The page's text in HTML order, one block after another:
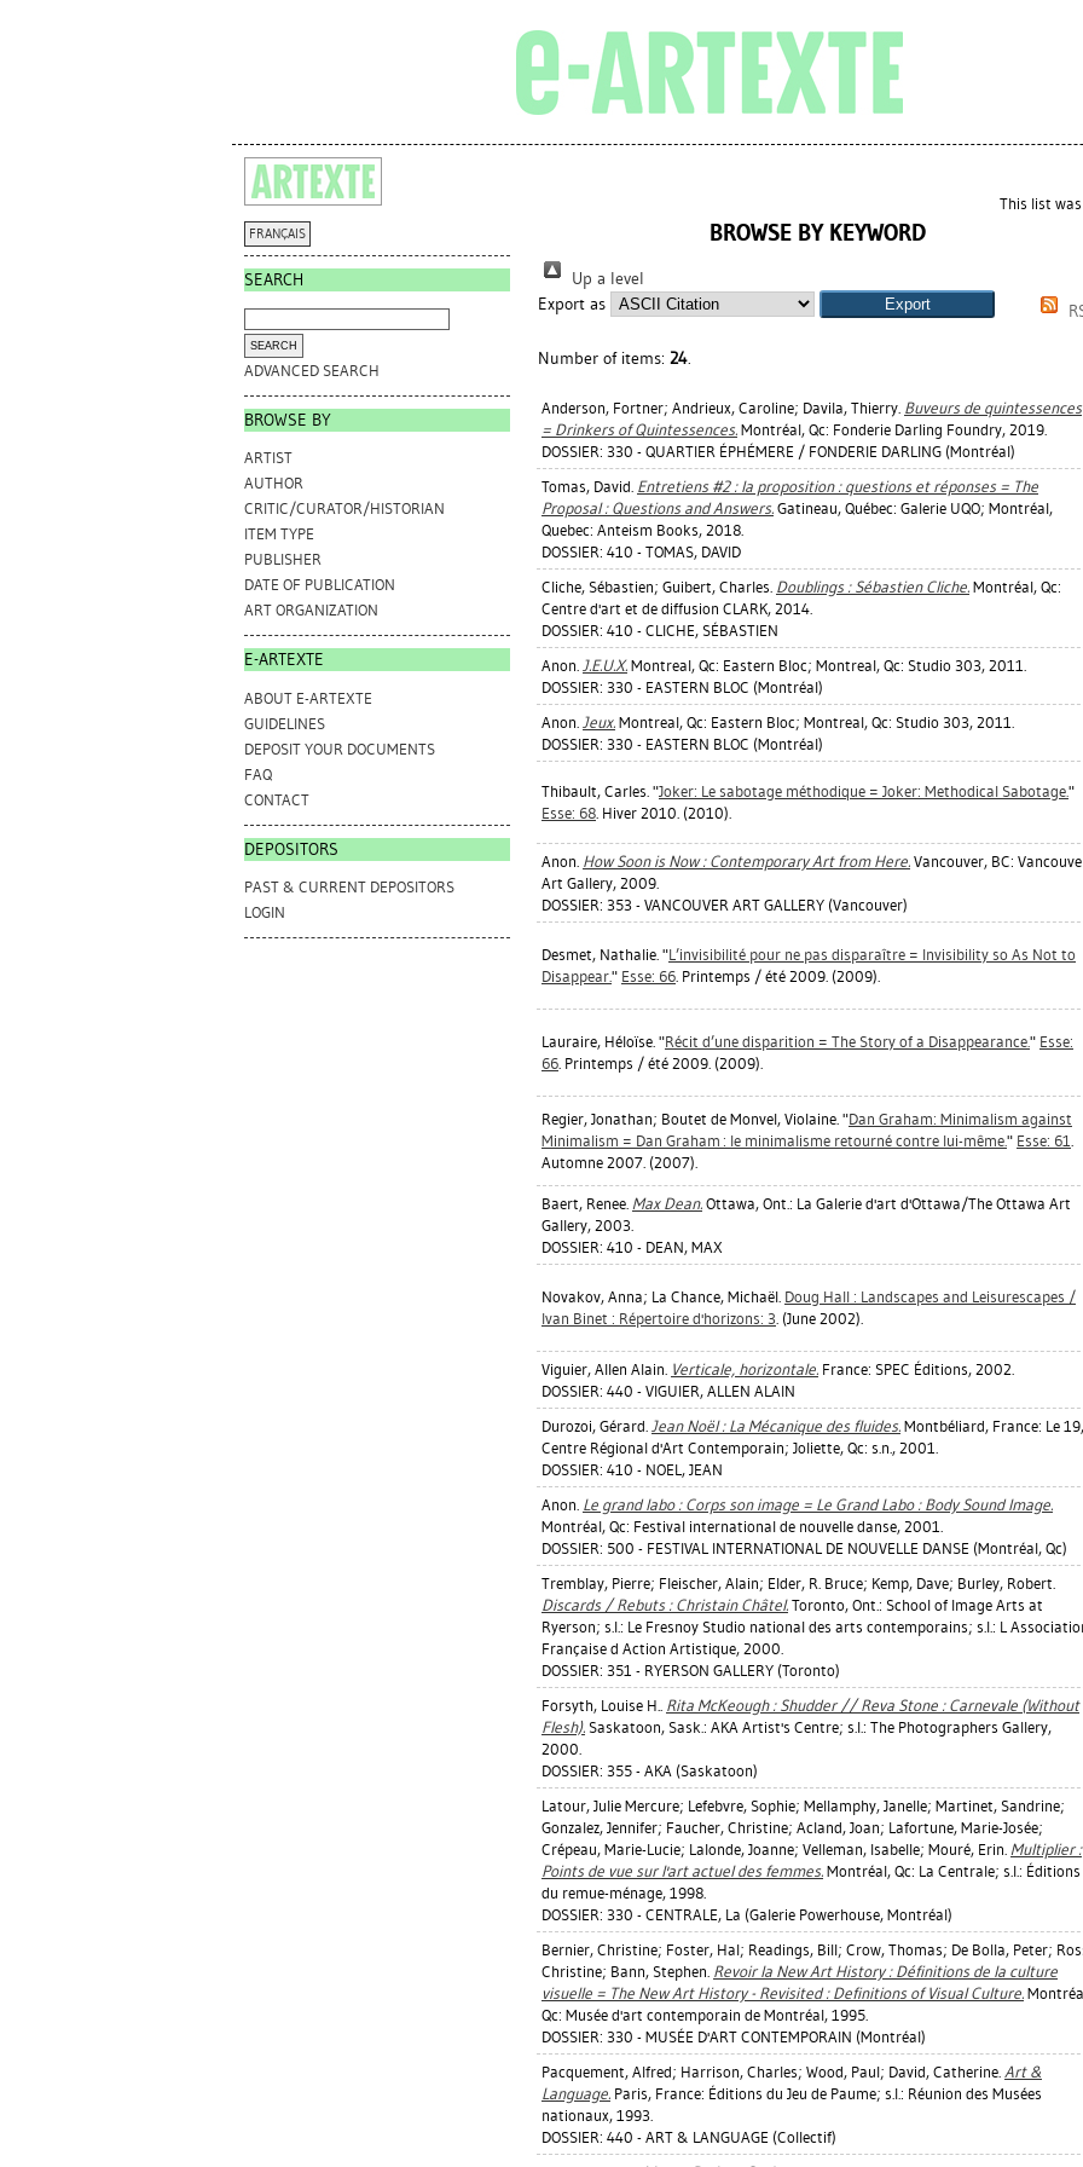
FRANÇAIS
SEARCH
ADVANCED SEARCH
BROWSE BY
ARTIST
AUTHOR
CRITIC/CURATOR/HISTORIAN
ITEM TYPE
PUBLISHER
DATE OF PUBLICATION
ART ORGANIZATION
E-ARTEXTE
ABOUT E-ARTEXTE
GUIDELINES
DEPOSIT YOUR DOCUMENTS
FAQ
CONTACT
DEPOSITORS
PAST & CURRENT DEPOSITORS
LOGIN
This list
BROWSE BY KEYWORD
Up a level
Export as
Number of items: 24.
Anderson, Fortner; Andrieux, Caroline; Davila, Thierry. Buveurs de quintessences
= Drinkers of Quintessences. Montréal, Qc: Fonderie Darling Foundry, 2019.
DOSSIER: 330 - QUARTIER ÉPHÉMERE / FONDERIE DARLING (Montréal)
Tomas, David. Entretiens #2 : la proposition : questions et réponses = The
Proposal : Questions and Answers. Gatineau, Québec: Galerie UQO; Montréal,
Quebec: Anteism Books, 2018.
DOSSIER: 410 - TOMAS, DAVID
Cliche, Sébastien; Guibert, Charles. Doublings : Sébastien Cliche. Montréal, Qc:
Centre d'art et de diffusion CLARK, 2014.
DOSSIER: 410 - CLICHE, SÉBASTIEN
Anon. J.E.U.X. Montreal, Qc: Eastern Bloc; Montreal, Qc: Studio 303, 2011.
DOSSIER: 330 - EASTERN BLOC (Montréal)
Anon. Jeux. Montreal, Qc: Eastern Bloc; Montreal, Qc: Studio 303, 2011.
DOSSIER: 330 - EASTERN BLOC (Montréal)
Thibault, Carles. "Joker: Le sabotage méthodique = Joker: Methodical Sabotage."
Esse: 68. Hiver 2010. (2010).
Anon. How Soon is Now : Contemporary Art from Here. Vancouver, BC:
Art Gallery, 2009.
DOSSIER: 353 - VANCOUVER ART GALLERY (Vancouver)
Desmet, Nathalie. "L’invisibilité pour ne pas disparaître = Invisibility so As Not to
Disappear." Esse: 66. Printemps / été 2009. (2009).
Lauraire, Héloïse. "Récit d’une disparition = The Story of a Disappearance." Esse:
66. Printemps / été 2009. (2009).
Regier, Jonathan; Boutet de Monvel, Violaine. "Dan Graham: Minimalism against
Minimalism = Dan Graham : le minimalisme retourné contre lui-même." Esse: 61.
Automne 2007. (2007).
Baert, Renee. Max Dean. Ottawa, Ont.: La Galerie d'art d'Ottawa/The Ottawa Art
Gallery, 2003.
DOSSIER: 410 - DEAN, MAX
Novakov, Anna; La Chance, Michaël. Doug Hall : Landscapes and Leisurescapes /
Ivan Binet : Répertoire d'horizons: 3. (June 2002).
Viguier, Allen Alain. Verticale, horizontale. France: SPEC Éditions, 2002.
DOSSIER: 440 - VIGUIER, ALLEN ALAIN
Durozoi, Gérard. Jean Noël : La Mécanique des fluides. Montbéliard, France: Le 19,
Centre Régional d'Art Contemporain; Joliette, Qc: s.n., 2001.
DOSSIER: 410 - NOEL, JEAN
Anon. Le grand labo : Corps son image = Le Grand Labo : Body Sound Image.
Montréal, Qc: Festival international de nouvelle danse, 2001.
DOSSIER: 500 - FESTIVAL INTERNATIONAL DE NOUVELLE DANSE (Montréal, Qc)
Tremblay, Pierre; Fleischer, Alain; Elder, R. Bruce; Kemp, Dave; Burley, Robert.
Discards / Rebuts : Christain Châtel. Toronto, Ont.: School of Image Arts at
Ryerson; s.l.: Le Fresnoy Studio national des arts contemporains; s.l.: L
Française d Action Artistique, 2000.
DOSSIER: 351 - RYERSON GALLERY (Toronto)
Forsyth, Louise H.. Rita McKeough : Shudder // Reva Stone : Carnevale (Without
Flesh). Saskatoon, Sask.: AKA Artist's Centre; s.l.: The Photographers Gallery,
2000.
DOSSIER: 355 - AKA (Saskatoon)
Latour, Julie Mercure; Lefebvre, Sophie; Mellamphy, Janelle; Martinet, Sandrine;
Gonzalez, Jennifer; Faucher, Christine; Acland, Joan; Lafortune, Marie-Josée;
Crépeau, Marie-Lucie; Lalonde, Joanne; Velleman, Isabelle; Mouré, Erin. Multiplier :
Points de vue sur l'art actuel des femmes. Montréal, Qc: La Centrale; s.l.: Éditions
du remue-ménage, 1998.
DOSSIER: 330 - CENTRALE, La (Galerie Powerhouse, Montréal)
Bernier, Christine; Foster, Hal; Readings, Bill; Crow, Thomas; De Bolla, Peter;
Christine; Bann, Stephen. Revoir la New Art History : Définitions de la culture
visuelle = The New Art History - Revisited : Definitions of Visual Culture.
Qc: Musée d'art contemporain de Montréal, 1995.
DOSSIER: 330 - MUSÉE D'ART CONTEMPORAIN (Montréal)
Pacquement, Alfred; Harrison, Charles; Wood, Paul; David, Catherine. Art &
Language. Paris, France: Éditions du Jeu de Paume; s.l.: Réunion des Musées
nationaux, 1993.
DOSSIER: 440 - ART & LANGUAGE (Collectif)